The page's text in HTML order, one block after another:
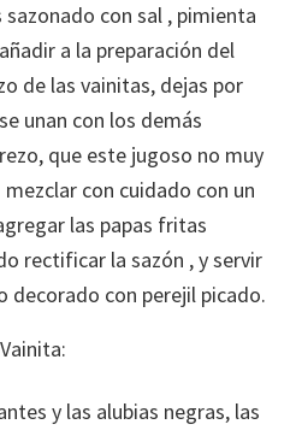
con sal , pimienta
a la preparación del
de las vainitas, dejas por
unan con los demás
que este jugoso no muy
con cuidado con un
las papas fritas
rectificar la sazón , y servir
decorado con perejil picado.
y las alubias negras, las